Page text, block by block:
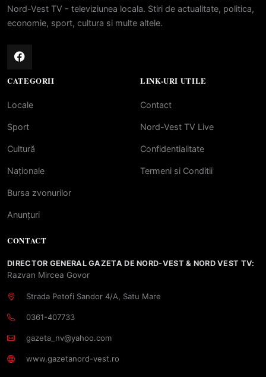
Nord-Vest TV - televiziunea locala. Stiri de actualitate, politica,
economie, sport, cultura si multe altele.
CATEGORII
Locale
Sport
Cultură
Naționale
Bursa zvonurilor
Anunțuri
LINK-URI UTILE
Contact
Nord-Vest TV Live
Confidentialitate
Termeni si Conditii
CONTACT
DIRECTOR GENERAL GAZETA DE NORD-VEST & NORD VEST TV:
Razvan Mircea Govor
Strada Petofi Sandor 4/A, Satu Mare
0361-407733
gazeta_nv@yahoo.com
www.gazetanord-vest.ro